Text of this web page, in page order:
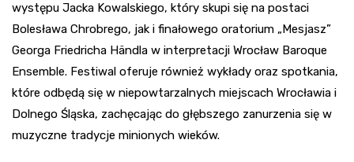
występu Jacka Kowalskiego, który skupi się na postaci
Bolesława Chrobrego, jak i finałowego oratorium „Mesjasz”
Georga Friedricha Händla w interpretacji Wrocław Baroque
Ensemble. Festiwal oferuje również wykłady oraz spotkania,
które odbędą się w niepowtarzalnych miejscach Wrocławia i
Dolnego Śląska, zachęcając do głębszego zanurzenia się w
muzyczne tradycje minionych wieków.